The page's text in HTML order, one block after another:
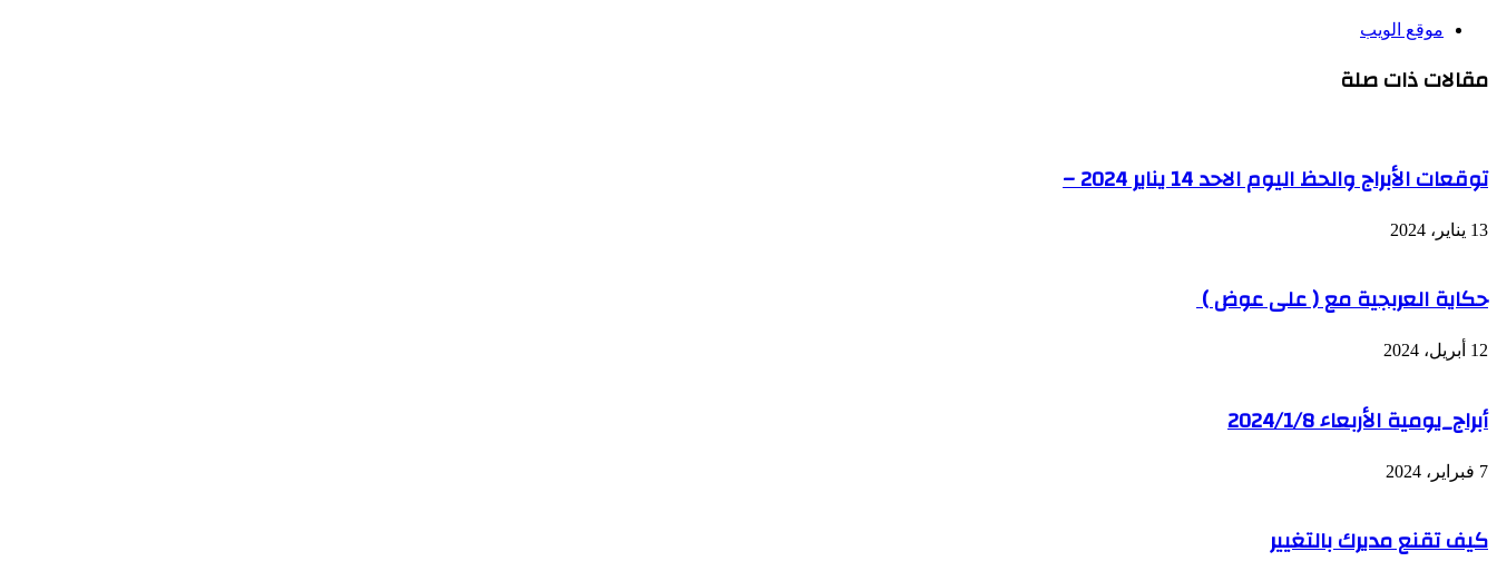
موقع الويب
مقالات ذات صلة
توقعات الأبراج والحظ اليوم الاحد 14 يناير 2024 –
13 يناير، 2024
حكاية العربجية مع ( على عوض )
12 أبريل، 2024
أبراج_يومية الأربعاء 2024/1/8
7 فبراير، 2024
كيف تقنع مديرك بالتغيير